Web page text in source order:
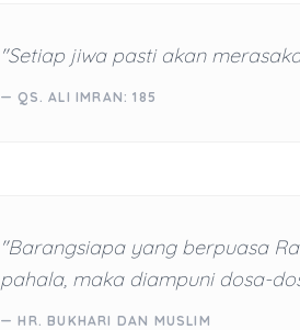
"Setiap jiwa pasti akan
— QS. ALI IMRAN: 185
"Barangsiapa yang berpuasa
pahala, maka diampuni dosa-
— HR. BUKHARI DAN MUSLIM